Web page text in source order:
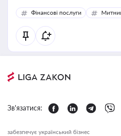
Фінансові послуги
Зв'язатися:
забезпечує український бізнес